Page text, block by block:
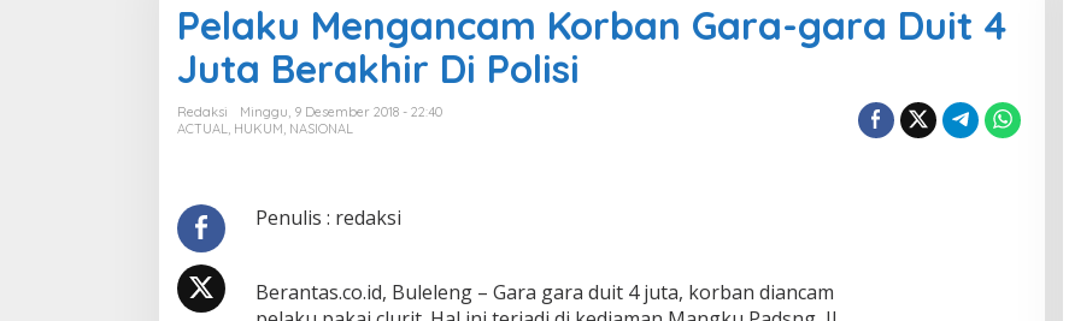
l
a
k
u
M
e
n
K
Pelaku Mengancam Korban Gara-gara Duit 4
Juta Berakhir Di Polisi
Redaksi
Minggu, 9 Desember 2018 - 22:40
ACTUAL, HUKUM, NASIONAL
Penulis : redaksi
Berantas.co.id, Buleleng – Gara gara duit 4 juta, korban diancam